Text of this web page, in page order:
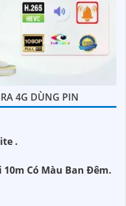
4G DÙNG PIN
.
10m Có Màu Ban Đêm.